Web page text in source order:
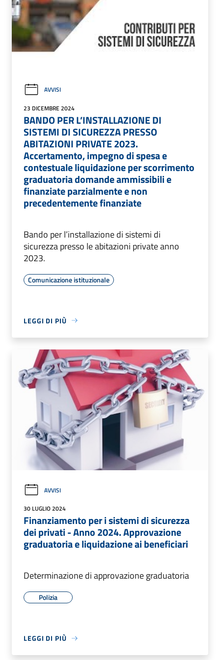
AVVISI
23 DICEMBRE 2024
BANDO PER L’INSTALLAZIONE DI
SISTEMI DI SICUREZZA PRESSO
ABITAZIONI PRIVATE 2023.
Accertamento, impegno di spesa e
contestuale liquidazione per scorrimento
graduatoria domande ammissibili e
finanziate parzialmente e non
precedentemente finanziate
Bando per l’installazione di sistemi di
sicurezza presso le abitazioni private anno
2023.
Comunicazione istituzionale
LEGGI DI PIÙ
AVVISI
30 LUGLIO 2024
Finanziamento per i sistemi di sicurezza
dei privati - Anno 2024. Approvazione
graduatoria e liquidazione ai beneficiari
Determinazione di approvazione graduatoria
Polizia
LEGGI DI PIÙ